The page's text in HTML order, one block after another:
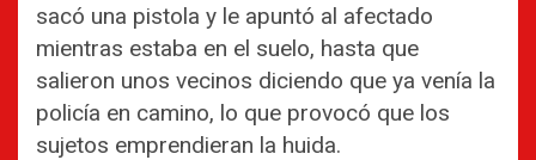
sacó una pistola y le apuntó al afectado
mientras estaba en el suelo, hasta que
salieron unos vecinos diciendo que ya venía la
policía en camino, lo que provocó que los
sujetos emprendieran la huida.